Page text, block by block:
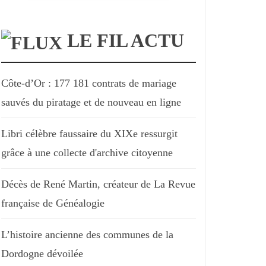
LE FIL ACTU
Côte-d’Or : 177 181 contrats de mariage
sauvés du piratage et de nouveau en ligne
Libri célèbre faussaire du XIXe ressurgit
grâce à une collecte d'archive citoyenne
Décès de René Martin, créateur de La Revue
française de Généalogie
L’histoire ancienne des communes de la
Dordogne dévoilée